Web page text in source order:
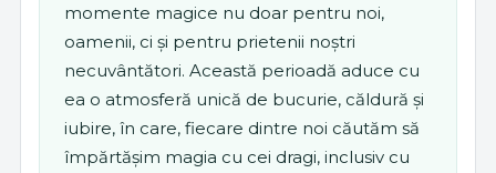
momente magice nu doar pentru noi,
oamenii, ci și pentru prietenii noștri
necuvântători. Această perioadă aduce cu
ea o atmosferă unică de bucurie, căldură și
iubire, în care, fiecare dintre noi căutăm să
împărtășim magia cu cei dragi, inclusiv cu